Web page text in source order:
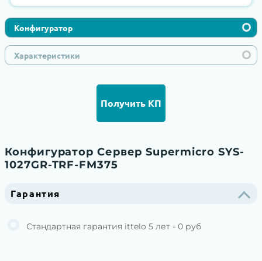
Конфигуратор
Характеристики
Получить КП
Конфигуратор Сервер Supermicro SYS-
1027GR-TRF-FM375
Гарантия
Стандартная гарантия ittelo 5 лет - 0 руб